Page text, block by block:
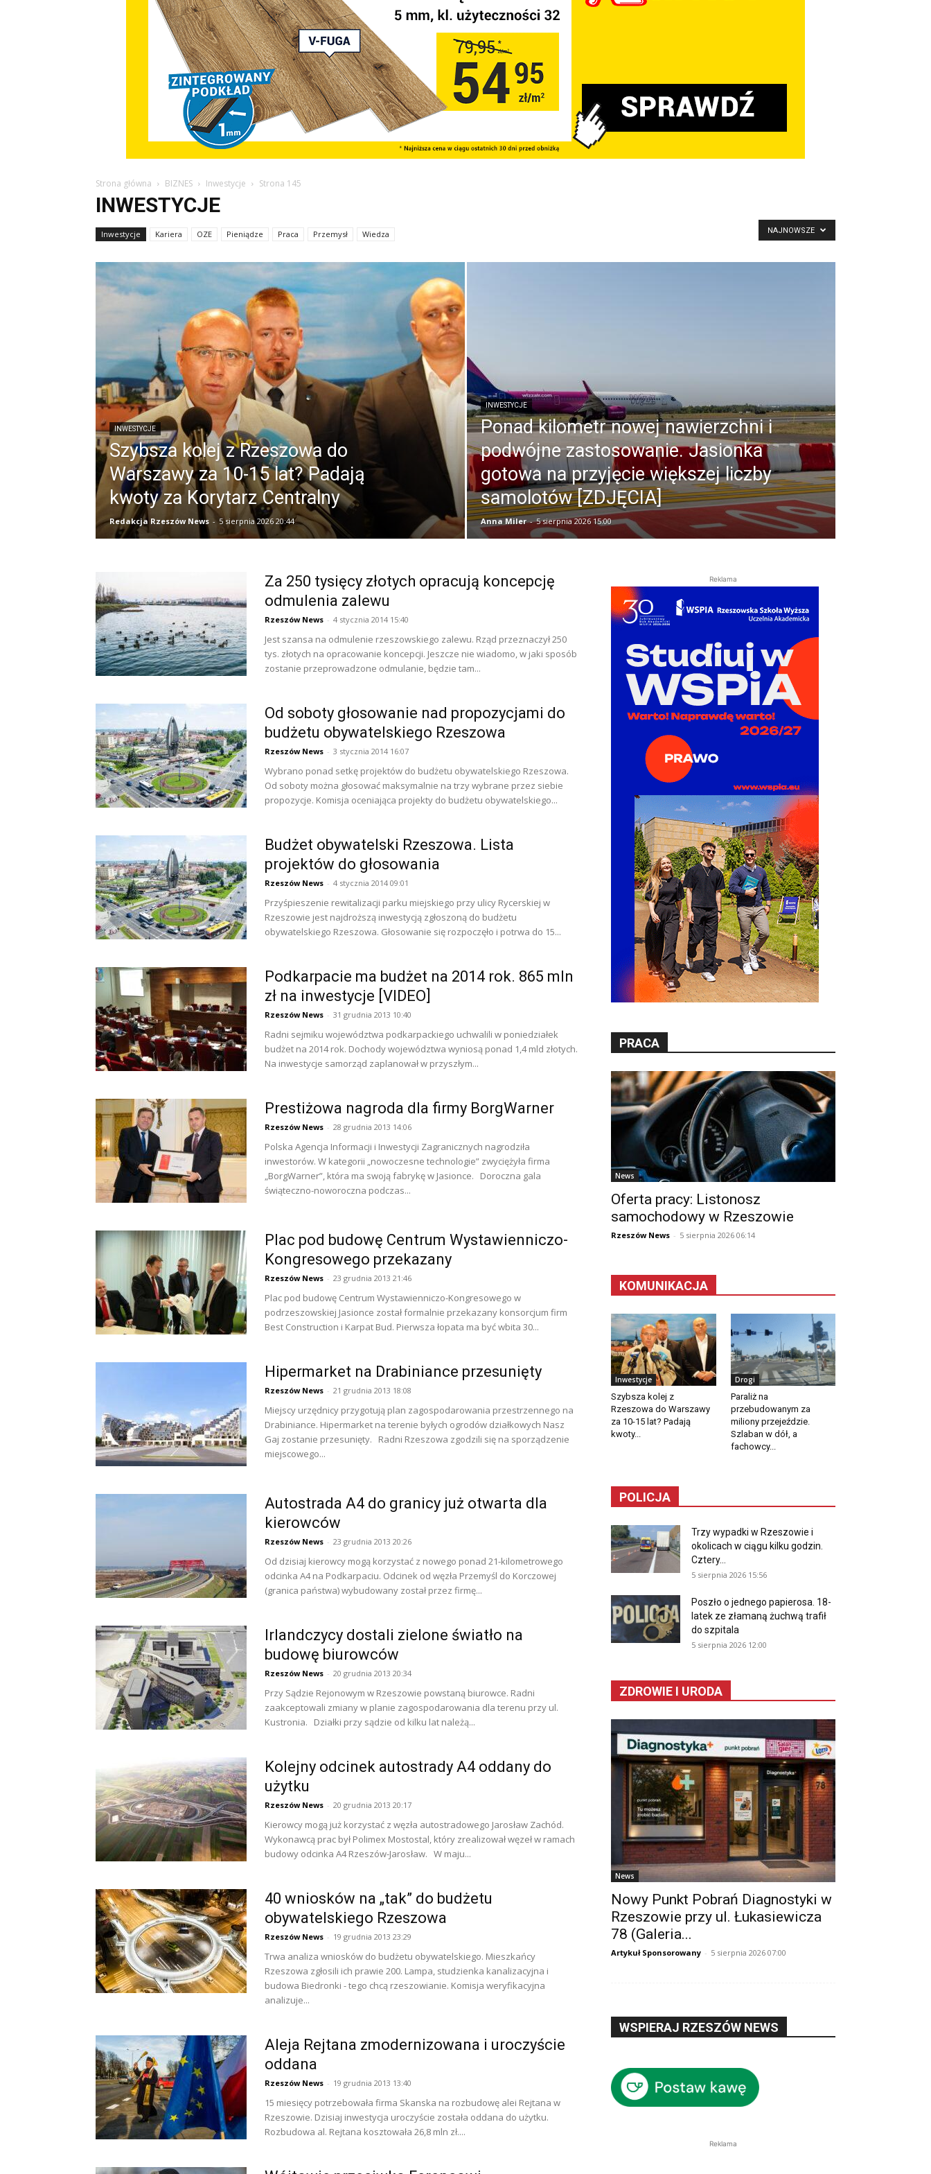
Strona główna BIZNES Inwestycje Strona 145
INWESTYCJE
Inwestycje Kariera OZE Pieniądze Praca Przemysł Wiedza NAJNOWSZE
INWESTYCJE
Szybsza kolej z Rzeszowa do
Warszawy za 10-15 lat? Padają
kwoty za Korytarz Centralny
Redakcja Rzeszów News - 5 sierpnia 2026 20:44
INWESTYCJE
Ponad kilometr nowej nawierzchni i
podwójne zastosowanie. Jasionka
gotowa na przyjęcie większej liczby
samolotów [ZDJĘCIA]
Anna Miler - 5 sierpnia 2026 15:00
Za 250 tysięcy złotych opracują koncepcję
odmulenia zalewu
Rzeszów News - 4 stycznia 2014 15:40
Jest szansa na odmulenie rzeszowskiego zalewu. Rząd przeznaczył 250
tys. złotych na opracowanie koncepcji. Jeszcze nie wiadomo, w jaki sposób
zostanie przeprowadzone odmulanie, będzie tam...
Od soboty głosowanie nad propozycjami do
budżetu obywatelskiego Rzeszowa
Rzeszów News - 3 stycznia 2014 16:07
Wybrano ponad setkę projektów do budżetu obywatelskiego Rzeszowa.
Od soboty można głosować maksymalnie na trzy wybrane przez siebie
propozycje. Komisja oceniająca projekty do budżetu obywatelskiego...
Budżet obywatelski Rzeszowa. Lista
projektów do głosowania
Rzeszów News - 4 stycznia 2014 09:01
Przyśpieszenie rewitalizacji parku miejskiego przy ulicy Rycerskiej w
Rzeszowie jest najdroższą inwestycją zgłoszoną do budżetu
obywatelskiego Rzeszowa. Głosowanie się rozpoczęło i potrwa do 15...
Podkarpacie ma budżet na 2014 rok. 865 mln
zł na inwestycje [VIDEO]
Rzeszów News - 31 grudnia 2013 10:40
Radni sejmiku województwa podkarpackiego uchwalili w poniedziałek
budżet na 2014 rok. Dochody województwa wyniosą ponad 1,4 mld złotych.
Na inwestycje samorząd zaplanował w przyszłym...
Prestiżowa nagroda dla firmy BorgWarner
Rzeszów News - 28 grudnia 2013 14:06
Polska Agencja Informacji i Inwestycji Zagranicznych nagrodziła
inwestorów. W kategorii „nowoczesne technologie” zwyciężyła firma
„BorgWarner”, która ma swoją fabrykę w Jasionce. Doroczna gala
świąteczno-noworoczna podczas...
Plac pod budowę Centrum Wystawienniczo-
Kongresowego przekazany
Rzeszów News - 23 grudnia 2013 21:46
Plac pod budowę Centrum Wystawienniczo-Kongresowego w
podrzeszowskiej Jasionce został formalnie przekazany konsorcjum firm
Best Construction i Karpat Bud. Pierwsza łopata ma być wbita 30...
Hipermarket na Drabiniance przesunięty
Rzeszów News - 21 grudnia 2013 18:08
Miejscy urzędnicy przygotują plan zagospodarowania przestrzennego na
Drabiniance. Hipermarket na terenie byłych ogrodów działkowych Nasz
Gaj zostanie przesunięty. Radni Rzeszowa zgodzili się na sporządzenie
miejscowego...
Autostrada A4 do granicy już otwarta dla
kierowców
Rzeszów News - 23 grudnia 2013 20:26
Od dzisiaj kierowcy mogą korzystać z nowego ponad 21-kilometrowego
odcinka A4 na Podkarpaciu. Odcinek od węzła Przemyśl do Korczowej
(granica państwa) wybudowany został przez firmę...
Irlandczycy dostali zielone światło na
budowę biurowców
Rzeszów News - 20 grudnia 2013 20:34
Przy Sądzie Rejonowym w Rzeszowie powstaną biurowce. Radni
zaakceptowali zmiany w planie zagospodarowania dla terenu przy ul.
Kustronia. Działki przy sądzie od kilku lat należą...
Kolejny odcinek autostrady A4 oddany do
użytku
Rzeszów News - 20 grudnia 2013 20:17
Kierowcy mogą już korzystać z węzła autostradowego Jarosław Zachód.
Wykonawcą prac był Polimex Mostostal, który zrealizował węzeł w ramach
budowy odcinka A4 Rzeszów-Jarosław. W maju...
40 wniosków na „tak” do budżetu
obywatelskiego Rzeszowa
Rzeszów News - 19 grudnia 2013 23:29
Trwa analiza wniosków do budżetu obywatelskiego. Mieszkańcy
Rzeszowa zgłosili ich prawie 200. Lampa, studzienka kanalizacyjna i
budowa Biedronki - tego chcą rzeszowianie. Komisja weryfikacyjna
analizuje...
Aleja Rejtana zmodernizowana i uroczyście
oddana
Rzeszów News - 19 grudnia 2013 13:40
15 miesięcy potrzebowała firma Skanska na rozbudowę alei Rejtana w
Rzeszowie. Dzisiaj inwestycja uroczyście została oddana do użytku.
Rozbudowa al. Rejtana kosztowała 26,8 mln zł....
Reklama
PRACA
News
Oferta pracy: Listonosz
samochodowy w Rzeszowie
Rzeszów News - 5 sierpnia 2026 06:14
KOMUNIKACJA
Inwestycje
Szybsza kolej z
Rzeszowa do Warszawy
za 10-15 lat? Padają
kwoty...
Drogi
Paraliż na
przebudowanym za
miliony przejeździe.
Szlaban w dół, a
fachowcy...
POLICJA
Trzy wypadki w Rzeszowie i
okolicach w ciągu kilku godzin.
Cztery...
5 sierpnia 2026 15:56
Poszło o jednego papierosa. 18-
latek ze złamaną żuchwą trafił
do szpitala
5 sierpnia 2026 12:00
ZDROWIE I URODA
News
Nowy Punkt Pobrań Diagnostyki w
Rzeszowie przy ul. Łukasiewicza
78 (Galeria...
Artykuł Sponsorowany - 5 sierpnia 2026 07:00
WSPIERAJ RZESZÓW NEWS
Reklama